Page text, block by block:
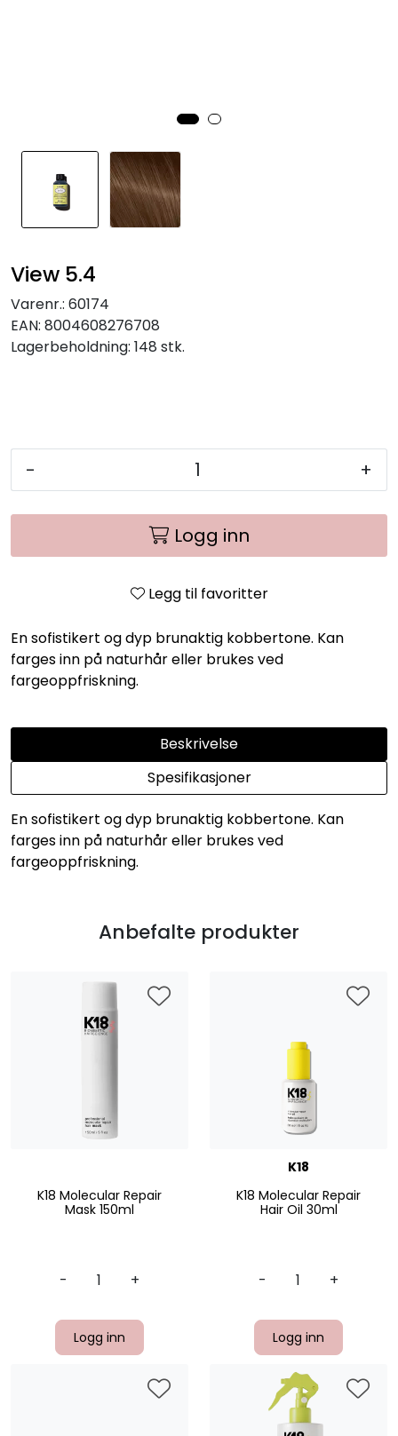
View 5.4
Varenr.: 60174
EAN: 8004608276708
Lagerbeholdning: 148 stk.
- +
Logg inn
Legg til favoritter
En sofistikert og dyp brunaktig kobbertone. Kan
farges inn på naturhår eller brukes ved
fargeoppfriskning.
Beskrivelse
Spesifikasjoner
En sofistikert og dyp brunaktig kobbertone. Kan
farges inn på naturhår eller brukes ved
fargeoppfriskning.
Anbefalte produkter
K18 Molecular Repair
Mask 150ml
- +
Logg inn
K18
K18 Molecular Repair
Hair Oil 30ml
- +
Logg inn